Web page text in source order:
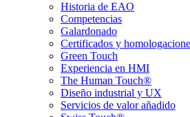
Historia de EAO
Competencias
Galardonado
Certificados y
Green Touch
Experiencia en HMI
The Human Touch®
Diseño industrial y UX
Servicios de valor añadido